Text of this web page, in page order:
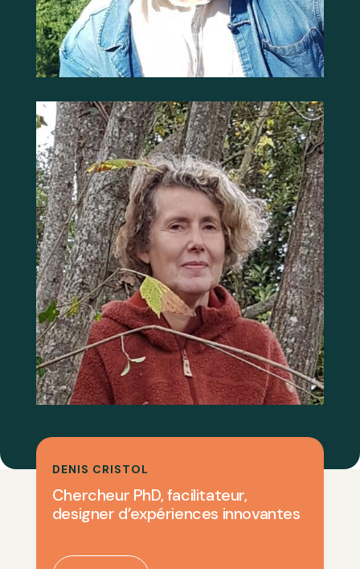
DENIS CRISTOL
Chercheur PhD, facilitateur,
designer d’expériences innovantes